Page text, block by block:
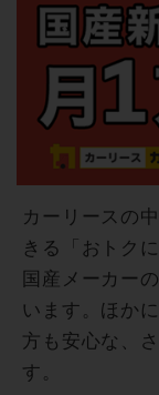
カーリースの
きる「おトク
国産メーカー
います。ほか
方も安心な、
す。